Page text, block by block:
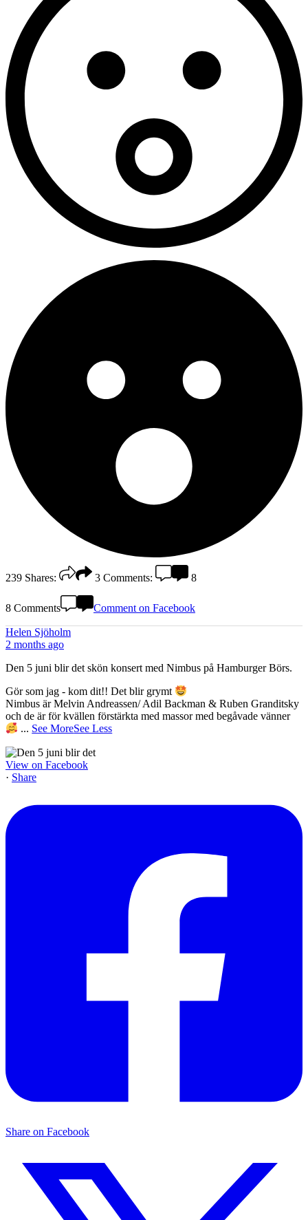
239 Shares: 3 Comments: 8
8 Comments Comment on Facebook
Helen Sjöholm
2 months ago
Den 5 juni blir det skön konsert med Nimbus på Hamburger Börs.
Gör som jag - kom dit!! Det blir grymt
Nimbus är Melvin Andreassen/ Adil Backman & Ruben Granditsky
och de är för kvällen förstärkta med massor med begåvade vänner
... See MoreSee Less
View on Facebook
· Share
Share on Facebook